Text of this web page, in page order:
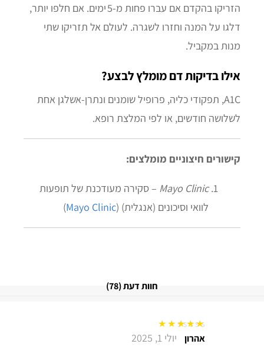
הזריקו בהקדם אם עברו פחות מ‑5 ימים. אם חלפו יותר,
דלגו על המנה וחזרו לשגרה. לעולם אל תזריקו שתי
מנות במקביל.
אילו בדיקות דם מומלץ לבצע?
A1C, תפקודי כליה, פרופיל שומנים ונתרן‑אשלגן אחת
לשלושה חודשים, או לפי המלצת רופא.
קישורים חיצוניים מומלצים:
Mayo Clinic– סקירה מעודכנת של תופעות
לוואי וסיכונים (אנגלית) (Mayo Clinic
)
חוות דעת (78)
דורג5מתוך 5אהרון יולי 1, 2025